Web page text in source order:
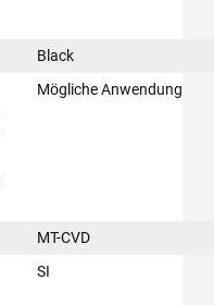
Black
Mögliche Anwendung
MT-CVD
SI